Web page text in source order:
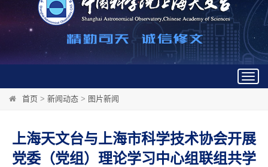
首页 > 新闻动态 > 图片新闻
上海天文台与上海市科学技术协会开展
党委（党组）理论学习中心组联组共学